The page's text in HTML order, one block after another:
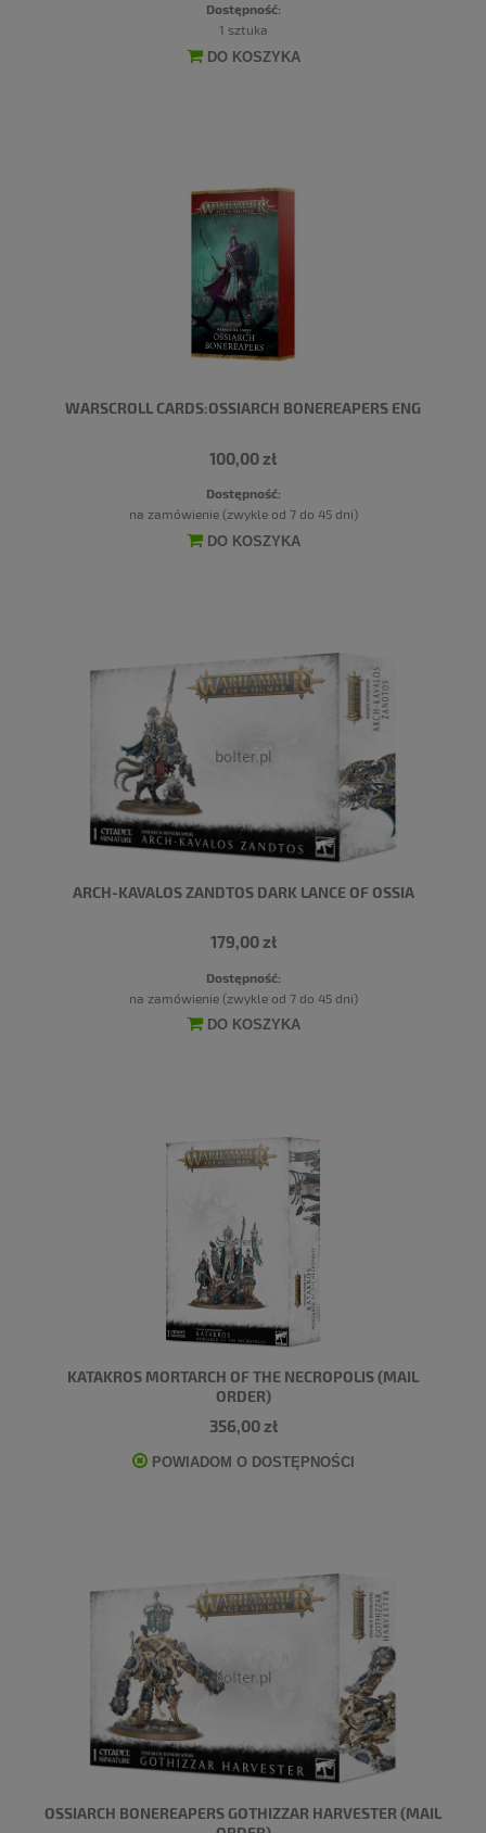
Dostępność:
1 sztuka
DO KOSZYKA
WARSCROLL CARDS:OSSIARCH BONEREAPERS ENG
100,00 zł
Dostępność:
na zamówienie (zwykle od 7 do 45 dni)
DO KOSZYKA
ARCH-KAVALOS ZANDTOS DARK LANCE OF OSSIA
179,00 zł
Dostępność:
na zamówienie (zwykle od 7 do 45 dni)
DO KOSZYKA
KATAKROS MORTARCH OF THE NECROPOLIS (MAIL
ORDER)
356,00 zł
POWIADOM O DOSTĘPNOŚCI
OSSIARCH BONEREAPERS GOTHIZZAR HARVESTER (MAIL